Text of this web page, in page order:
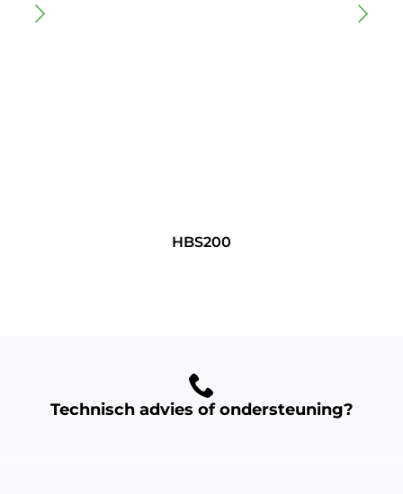
HBS200
Technisch advies of ondersteuning?